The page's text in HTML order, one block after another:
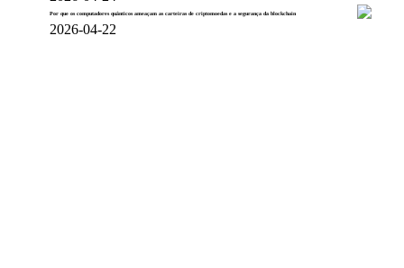
Por que os computadores quânticos ameaçam as carteiras de criptomoedas e a segurança da blockchain
2026-04-22